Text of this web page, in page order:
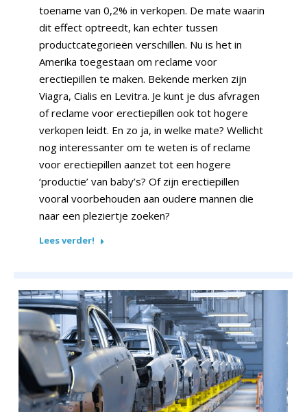
toename van 0,2% in verkopen. De mate waarin
dit effect optreedt, kan echter tussen
productcategorieën verschillen. Nu is het in
Amerika toegestaan om reclame voor
erectiepillen te maken. Bekende merken zijn
Viagra, Cialis en Levitra. Je kunt je dus afvragen
of reclame voor erectiepillen ook tot hogere
verkopen leidt. En zo ja, in welke mate? Wellicht
nog interessanter om te weten is of reclame
voor erectiepillen aanzet tot een hogere
‘productie’ van baby’s? Of zijn erectiepillen
vooral voorbehouden aan oudere mannen die
naar een pleziertje zoeken?
Lees verder!